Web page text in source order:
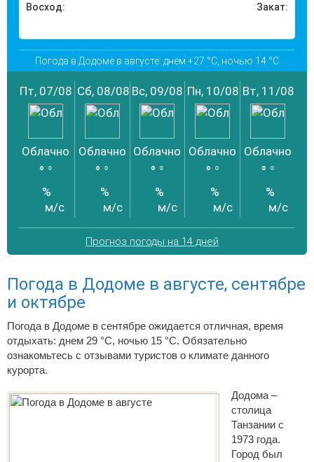
Восход:
Закат:
Погода в Додоме в августе: днем +27 °C, ночью 14 °C
Пт, 07/08
Облачно
° °
%
м/с
Сб, 08/08
Облачно
° °
%
м/с
Вс, 09/08
Облачно
° °
%
м/с
Пн, 10/08
Облачно
° °
%
м/с
Вт, 11/08
Облачно
° °
%
м/с
Прогноз погоды на 14 дней
Погода в Додоме в августе, сентябре
и октябре
Погода в Додоме в сентябре ожидается отличная, время
отдыхать: днем 29 °C, ночью 15 °C. Обязательно
ознакомьтесь с отзывами туристов о климате данного
курорта.
Додома –
столица
Танзании с
1973 года.
Город был